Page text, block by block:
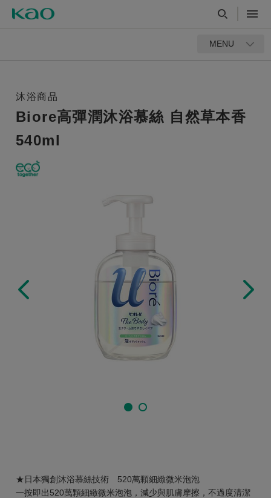
MENU
沐浴商品
Biore高彈潤沐浴慕絲 自然草本香
540ml
★日本獨創沐浴慕絲技術 520萬顆細緻微米泡泡
一按即出520萬顆細緻微米泡泡，減少與肌膚摩擦，不過度清潔